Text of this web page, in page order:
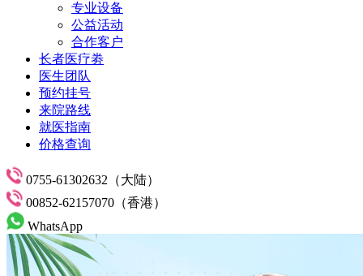
专业设备
公益活动
合作客户
长者医疗劵
医生团队
预约挂号
来院路线
就医指南
价格查询
0755-61302632（大陆）
00852-62157070（香港）
WhatsApp